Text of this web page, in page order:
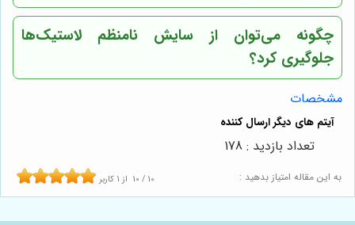
چگونه می‌توان از سایش نامنظم لاستیک‌ها
جلوگیری کرد؟
مشخصات
به این مقاله امتیاز بدهید : 10 / 10 از 1 کاربر
تعداد بازدید : 178